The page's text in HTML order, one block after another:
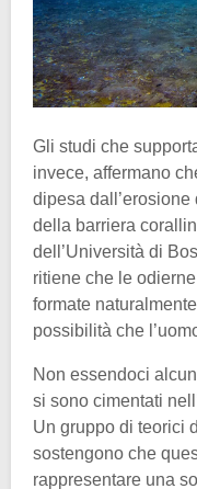
Gli studi che
invece, affermano
dipesa dall’erosione
della barriera
dell’Università di
ritiene che le
formate
possibilità che
Non essendoci
si sono cimentati
Un gruppo di teorici
sostengono che
rappresentare una